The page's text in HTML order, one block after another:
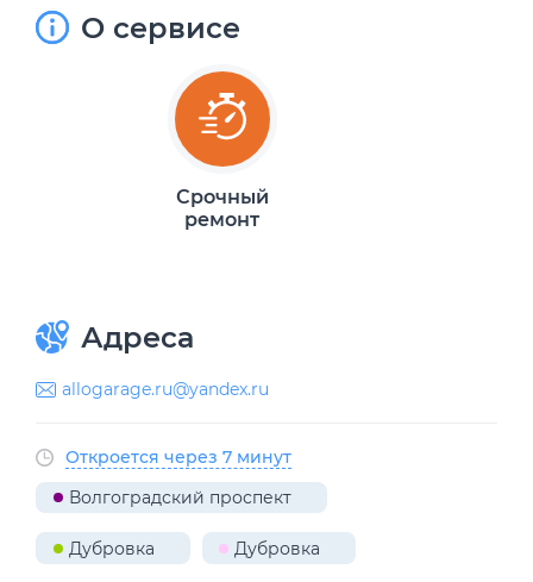
О сервисе
Срочный
ремонт
Адреса
allogarage.ru@yandex.ru
Откроется через 7 минут
Волгоградский проспект
Дубровка Дубровка